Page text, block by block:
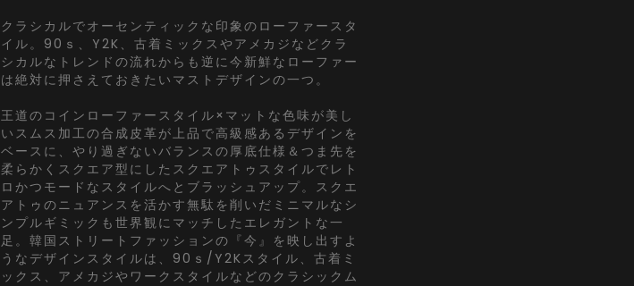
クラシカルでオーセンティックな印象のローファースタ
イル。90ｓ、Y2K、古着ミックスやアメカジなどクラ
シカルなトレンドの流れからも逆に今新鮮なローファー
は絶対に押さえておきたいマストデザインの一つ。
王道のコインローファースタイル×マットな色味が美し
いスムス加工の合成皮革が上品で高級感あるデザインを
ベースに、やり過ぎないバランスの厚底仕様＆つま先を
柔らかくスクエア型にしたスクエアトゥスタイルでレト
ロかつモードなスタイルへとブラッシュアップ。スクエ
アトゥのニュアンスを活かす無駄を削いだミニマルなシ
ンプルギミックも世界観にマッチしたエレガントな一
足。韓国ストリートファッションの『今』を映し出すよ
うなデザインスタイルは、90ｓ/Y2Kスタイル、古着ミ
ックス、アメカジやワークスタイルなどのクラシックム